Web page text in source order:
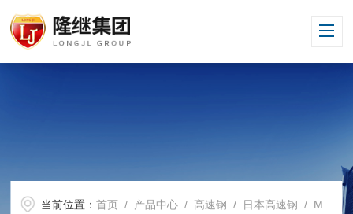
当前位置：首页 / 产品中心 / 高速钢 / 日本高速钢 / MH8怎么读 MH8 厂家批发